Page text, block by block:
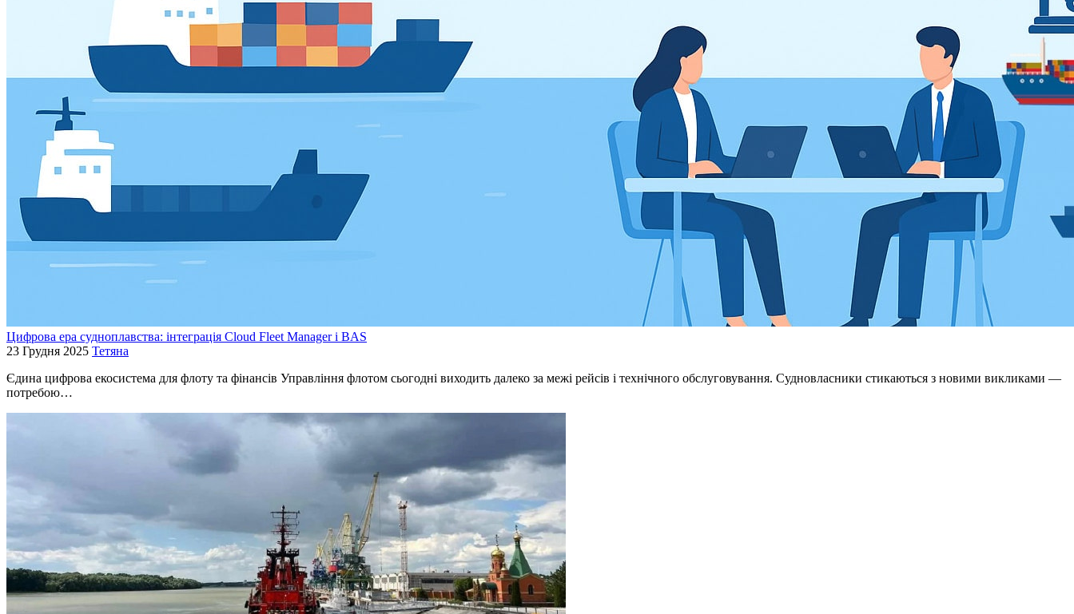
Цифрова ера судноплавства: інтеграція Cloud Fleet Manager і BAS
23 Грудня 2025 Тетяна
Єдина цифрова екосистема для флоту та фінансів Управління флотом сьогодні виходить далеко за межі рейсів і технічного обслуговування. Судновласники стикаються з новими викликами —
потребою…